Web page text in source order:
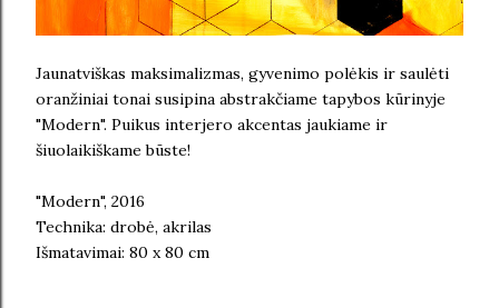
Jaunatviškas maksimalizmas, gyvenimo polėkis ir saulėti
oranžiniai tonai susipina abstrakčiame tapybos kūrinyje
"Modern". Puikus interjero akcentas jaukiame ir
šiuolaikiškame būste!
"Modern", 2016
Technika: drobė, akrilas
Išmatavimai: 80 x 80 cm